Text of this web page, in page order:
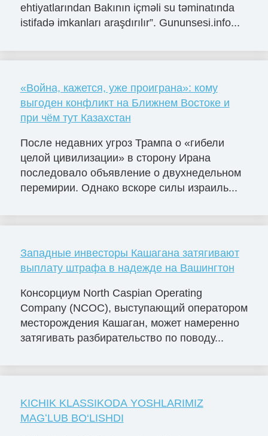
ehtiyatlarından Bakının içməli su təminatında
istifadə imkanları araşdırılır”. Gununsesi.info...
«Война, кажется, уже проиграна»: кому
выгоден конфликт на Ближнем Востоке и
при чём тут Казахстан
После недавних угроз Трампа о «гибели
целой цивилизации» в сторону Ирана
последовало объявление о двухнедельном
перемирии. Однако вскоре силы израиль...
Западные инвесторы Кашагана затягивают
выплату штрафа в надежде на Вашингтон
Консорциум North Caspian Operating
Company (NCOC), выступающий оператором
месторождения Кашаган, может намеренно
затягивать разбирательство по поводу...
KICHIK KLASSIKODA YOSHLARIMIZ
MAGʻLUB BO‘LISHDI